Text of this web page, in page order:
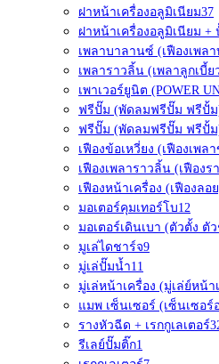
ฝาหน้าเครื่องอลูมิเนียม37
ฝาหน้าเครื่องอลูมิเนียม +
เพลาบาลานซ์ (เฟืองเพล
เพลาราวลิ้น (เพลาลูกเบี้ย
เพาเวอร์ยูนิต (POWER
ฟรีปั๊ม (พัดลมฟรีปั๊ม ฟรีปั้ม
ฟรีปั๊ม (พัดลมฟรีปั๊ม ฟรีปั้
เฟืองข้อเหวี่ยง (เฟืองเพล
เฟืองเพลาราวลิ้น (เฟือง
เฟืองหน้าเครื่อง (เฟืองล
มอเตอร์คุมเทอร์โบ12
มอเตอร์เดินเบา (ตัวตั้ง ตั
มูเล่ไดชาร์จ9
มู่เล่ปั๊มน้ำ11
มู่เล่หน้าเครื่อง (มู่เล่ย์หน้า
แมพ เซ็นเซอร์ (เซ็นเซอร์
รางหัวฉีด + เรกกูเลเตอร์
รีเลย์ปั๊มติ๊ก1